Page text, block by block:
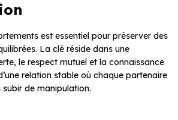
est essentiel pour préserver des
La clé réside dans une
le respect mutuel et la connaissance
relation stable où chaque partenaire
subir de manipulation.